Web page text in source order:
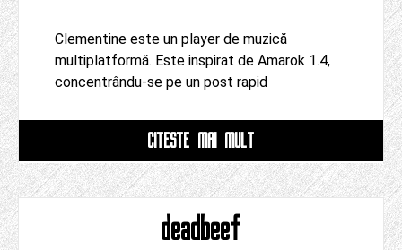
Clementine este un player de muzică
multiplatformă. Este inspirat de Amarok 1.4,
concentrându-se pe un post rapid
CITESTE MAI MULT
deadbeef